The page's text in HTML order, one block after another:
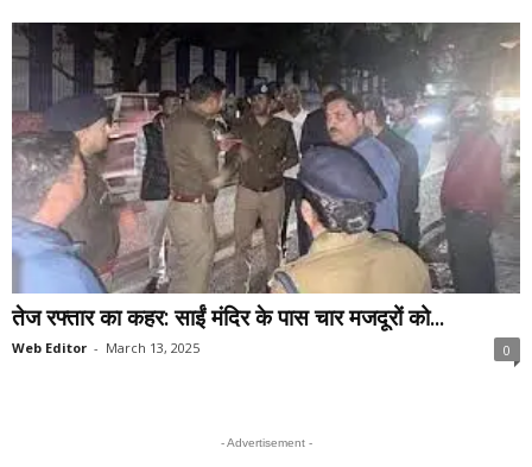
तेज रफ्तार का कहर: साईं मंदिर के पास चार मजदूरों को...
Web Editor - March 13, 2025 0
- Advertisement -